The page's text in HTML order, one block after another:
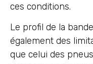
ces conditions.
Le profil de la
également des
que celui des